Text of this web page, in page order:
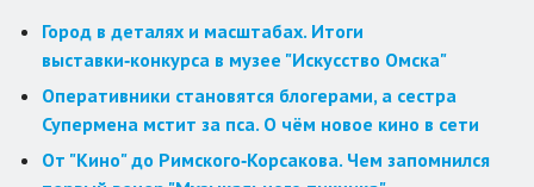
Город в деталях и масштабах. Итоги
выставки‑конкурса в музее "Искусство Омска"
Оперативники становятся блогерами, а сестра
Супермена мстит за пса. О чём новое кино в сети
От "Кино" до Римского‑Корсакова. Чем запомнился